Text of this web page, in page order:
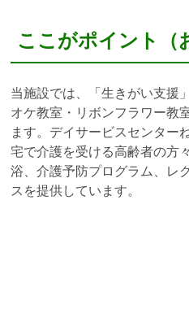
ここがポイント（
当施設では、「生きがい支援
オケ教室・リボンフラワー教
ます。デイサービスセンター
宅で介護を受ける高齢者の方
浴、介護予防プログラム、レ
スを提供しています。